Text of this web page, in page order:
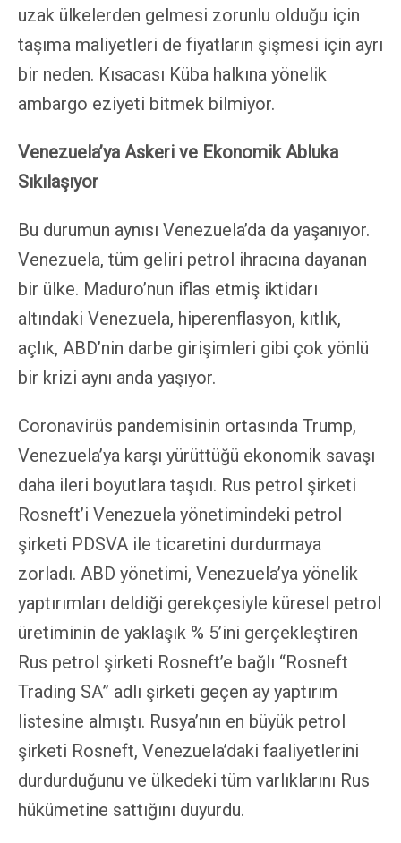
uzak ülkelerden gelmesi zorunlu olduğu için
taşıma maliyetleri de fiyatların şişmesi için ayrı
bir neden. Kısacası Küba halkına yönelik
ambargo eziyeti bitmek bilmiyor.
Venezuela’ya Askeri ve Ekonomik Abluka
Sıkılaşıyor
Bu durumun aynısı Venezuela’da da yaşanıyor.
Venezuela, tüm geliri petrol ihracına dayanan
bir ülke. Maduro’nun iflas etmiş iktidarı
altındaki Venezuela, hiperenflasyon, kıtlık,
açlık, ABD’nin darbe girişimleri gibi çok yönlü
bir krizi aynı anda yaşıyor.
Coronavirüs pandemisinin ortasında Trump,
Venezuela’ya karşı yürüttüğü ekonomik savaşı
daha ileri boyutlara taşıdı. Rus petrol şirketi
Rosneft’i Venezuela yönetimindeki petrol
şirketi PDSVA ile ticaretini durdurmaya
zorladı. ABD yönetimi, Venezuela’ya yönelik
yaptırımları deldiği gerekçesiyle küresel petrol
üretiminin de yaklaşık % 5’ini gerçekleştiren
Rus petrol şirketi Rosneft’e bağlı “Rosneft
Trading SA” adlı şirketi geçen ay yaptırım
listesine almıştı. Rusya’nın en büyük petrol
şirketi Rosneft, Venezuela’daki faaliyetlerini
durdurduğunu ve ülkedeki tüm varlıklarını Rus
hükümetine sattığını duyurdu.